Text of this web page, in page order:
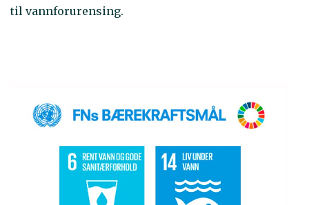
til vannforurensing.